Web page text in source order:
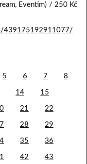
Eventim) / 250 Kč
439175192911077/
5 6 7 8
14 15
21 22
28 29
35 36
42 43